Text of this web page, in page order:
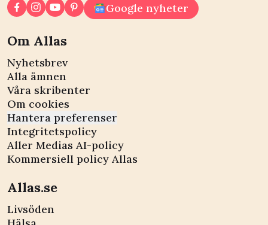
Google nyheter
Om Allas
Nyhetsbrev
Alla ämnen
Våra skribenter
Om cookies
Hantera preferenser
Integritetspolicy
Aller Medias AI-policy
Kommersiell policy Allas
Allas.se
Livsöden